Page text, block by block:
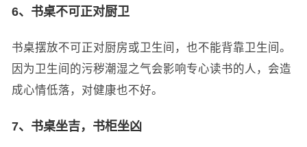
6、书桌不可正对厨卫
书桌摆放不可正对厨房或卫生间，也不能背靠卫生间。
因为卫生间的污秽潮湿之气会影响专心读书的人，会造
成心情低落，对健康也不好。
7、书桌坐吉，书柜坐凶